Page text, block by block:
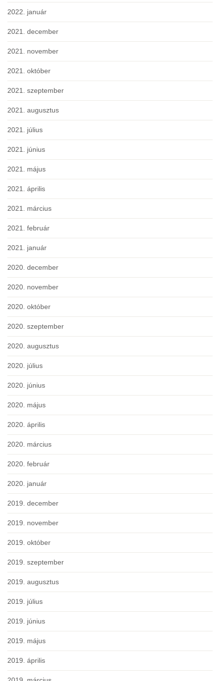
2022. január
2021. december
2021. november
2021. október
2021. szeptember
2021. augusztus
2021. július
2021. június
2021. május
2021. április
2021. március
2021. február
2021. január
2020. december
2020. november
2020. október
2020. szeptember
2020. augusztus
2020. július
2020. június
2020. május
2020. április
2020. március
2020. február
2020. január
2019. december
2019. november
2019. október
2019. szeptember
2019. augusztus
2019. július
2019. június
2019. május
2019. április